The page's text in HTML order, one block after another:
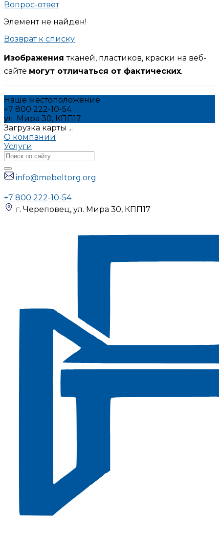
Вопрос-ответ
Элемент не найден!
Возврат к списку
Изображениятканей, пластиков, краски на веб-
сайте могут отличаться от фактических.
Наше местоположение
+7 800 222-10-54
ул. Мира 30, КПП17
Загрузка карты ...
О компании
Услуги
info@mebeltorg.org
+7 800 222-10-54
г. Череповец, ул. Мира 30, КПП17